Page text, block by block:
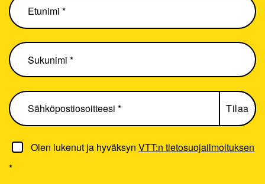
Olen lukenut ja hyväksynVTT:n tietosuojailmoituksen
*